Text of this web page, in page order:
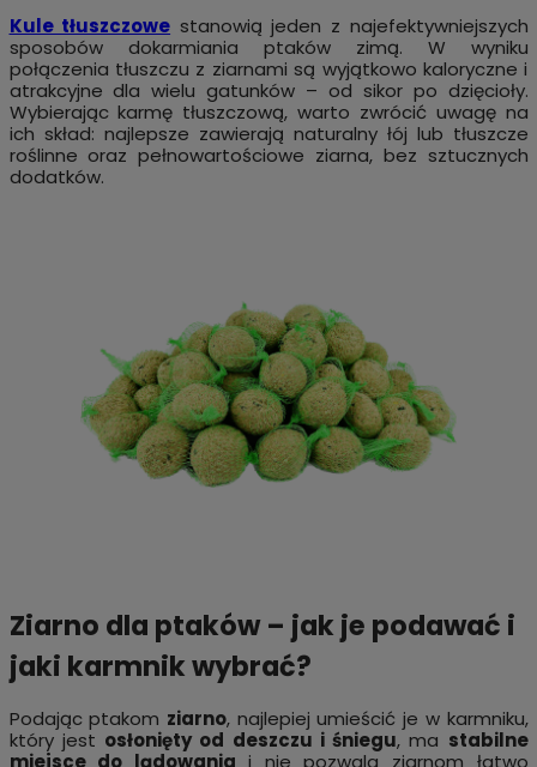
Kule tłuszczowe stanowią jeden z najefektywniejszych
sposobów dokarmiania ptaków zimą. W wyniku
połączenia tłuszczu z ziarnami są wyjątkowo kaloryczne i
atrakcyjne dla wielu gatunków – od sikor po dzięcioły.
Wybierając karmę tłuszczową, warto zwrócić uwagę na
ich skład: najlepsze zawierają naturalny łój lub tłuszcze
roślinne oraz pełnowartościowe ziarna, bez sztucznych
dodatków.
Ziarno dla ptaków – jak je podawać i
jaki karmnik wybrać?
Podając ptakom ziarno, najlepiej umieścić je w karmniku,
który jest osłonięty od deszczu i śniegu, ma stabilne
miejsce do lądowania i nie pozwala ziarnom łatwo